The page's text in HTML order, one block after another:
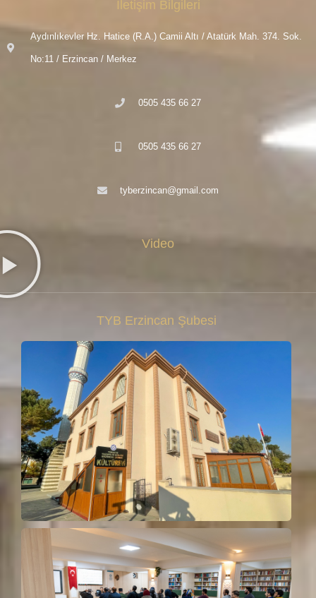
İletişim Bilgileri
Aydınlıkevler Hz. Hatice (R.A.) Camii Altı / Atatürk Mah. 374. Sok.
No:11 / Erzincan / Merkez
0505 435 66 27
0505 435 66 27
tyberzincan@gmail.com
Video
TYB Erzincan Şubesi